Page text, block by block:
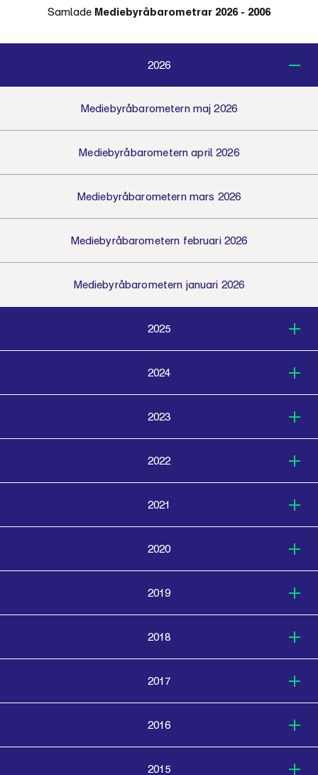
Samlade Mediebyråbarometrar 2026 - 2006
2026
Mediebyråbarometern maj 2026
Mediebyråbarometern april 2026
Mediebyråbarometern mars 2026
Mediebyråbarometern februari 2026
Mediebyråbarometern januari 2026
2025
2024
2023
2022
2021
2020
2019
2018
2017
2016
2015